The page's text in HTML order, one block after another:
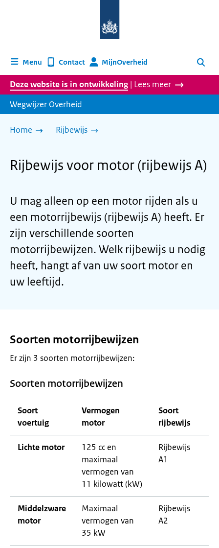
homepage
Menu Contact MijnOverheid Zoeken
Deze website is in ontwikkeling | Lees meer
Wegwijzer Overheid
Home Rijbewijs
Rijbewijs voor motor (rijbewijs A)
U mag alleen op een motor rijden als u
een motorrijbewijs (rijbewijs A) heeft. Er
zijn verschillende soorten
motorrijbewijzen. Welk rijbewijs u nodig
heeft, hangt af van uw soort motor en
uw leeftijd.
Soorten motorrijbewijzen
Er zijn 3 soorten motorrijbewijzen:
Soorten motorrijbewijzen
Soort
voertuig
Vermogen
motor
Soort
rijbewijs
Lichte motor
125 cc en
maximaal
vermogen van
11 kilowatt (kW)
Rijbewijs
A1
Middelzware
motor
Maximaal
vermogen van
35 kW
Rijbewijs
A2